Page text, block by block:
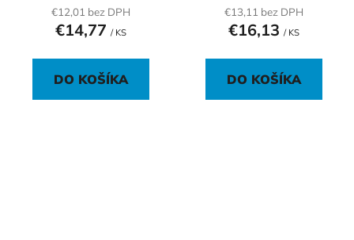
€12,01 bez DPH
€14,77 / KS
DO KOŠÍKA
€13,11 bez DPH
€16,13 / KS
DO KOŠÍKA